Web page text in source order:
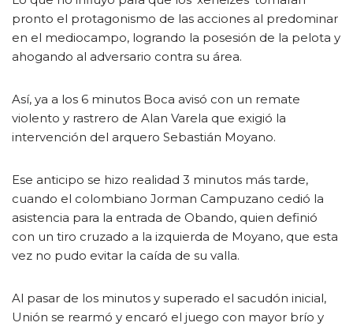
pronto el protagonismo de las acciones al predominar
en el mediocampo, logrando la posesión de la pelota y
ahogando al adversario contra su área.
Así, ya a los 6 minutos Boca avisó con un remate
violento y rastrero de Alan Varela que exigió la
intervención del arquero Sebastián Moyano.
Ese anticipo se hizo realidad 3 minutos más tarde,
cuando el colombiano Jorman Campuzano cedió la
asistencia para la entrada de Obando, quien definió
con un tiro cruzado a la izquierda de Moyano, que esta
vez no pudo evitar la caída de su valla.
Al pasar de los minutos y superado el sacudón inicial,
Unión se rearmó y encaró el juego con mayor brío y